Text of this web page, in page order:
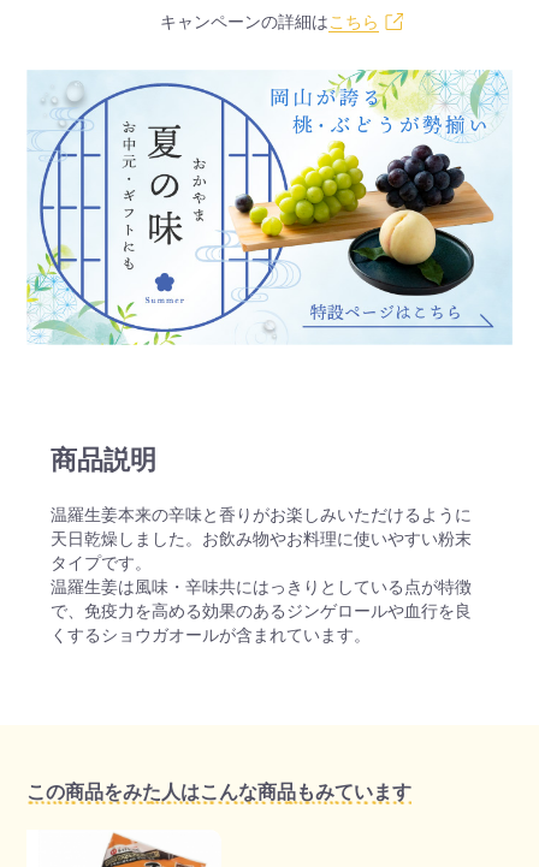
キャンペーンの詳細はこちら
商品説明
温羅生姜本来の辛味と香りがお楽しみいただけるように
天日乾燥しました。お飲み物やお料理に使いやすい粉末
タイプです。
温羅生姜は風味・辛味共にはっきりとしている点が特徴
で、免疫力を高める効果のあるジンゲロールや血行を良
くするショウガオールが含まれています。
この商品をみた人はこんな商品もみています